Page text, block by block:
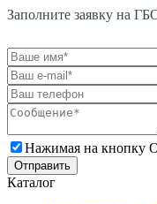
Заполните заявку на
Нажимая на кнопку
Каталог